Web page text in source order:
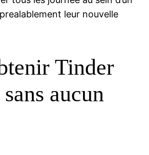
leur nouvelle
Tinder
aucun